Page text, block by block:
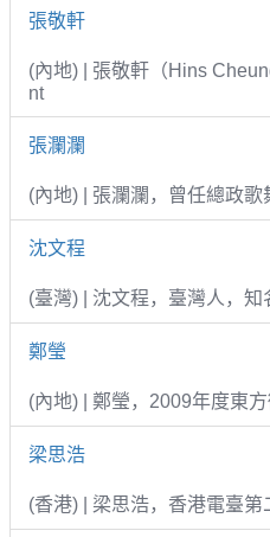
張敬軒
(內地) | 張敬軒（Hins
nt
張瀾瀾
(內地) | 張瀾瀾，曾任總政歌
沈文程
(臺灣) | 沈文程，臺灣人，知
鄭瑩
(內地) | 鄭瑩，2009年度東方
梁思浩
(香港) | 梁思浩，香港電臺